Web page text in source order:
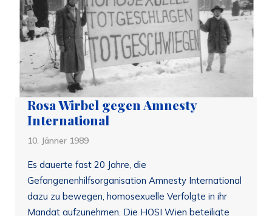
Rosa Wirbel gegen Amnesty
International
10. Jänner 1989
Es dauerte fast 20 Jahre, die
Gefangenenhilfsorganisation Amnesty International
dazu zu bewegen, homosexuelle Verfolgte in ihr
Mandat aufzunehmen. Die HOSI Wien beteiligte